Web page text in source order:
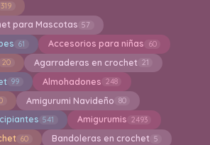
319
para Mascotas 57
61 Accesorios para niñas 60
20 Agarraderas en crochet 21
99 Almohadones 248
Amigurumi Navideño 80
541 Amigurumis 2493
60 Bandoleras en crochet 5